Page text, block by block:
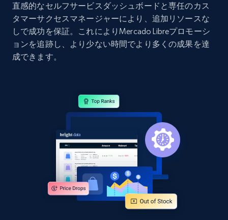
URL, Domain, Country code, Model number,
Sku, Product id, Product name, Manufacturer,
and more.
2.1K+
Home Depot US - Discover products by
URL, Domain, Country code, Model number,
Sku, Product id, Product name, Manufacturer,
2.1K+ 353+ 今すぐ始める
直感的なセルフサービスダッシュボードと専任のカス
タマーサクセスマネージャーにより、追加リソースな
しで成功を保証。これによりMercado Libreプロモーシ
ョンを追跡し、より少ない時間でより多くの成果を達
成できます。